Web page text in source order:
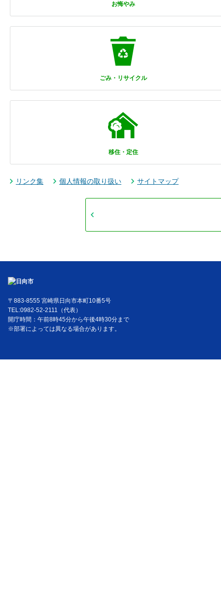
お悔やみ
ごみ・リサイクル
移住・定住
リンク集 個人情報の取り扱い サイトマップ
〒883-8555 宮崎県日向市本町10番5号
TEL:0982-52-2111（代表）
開庁時間：午前8時45分から午後4時30分まで
※部署によっては異なる場合があります。